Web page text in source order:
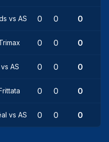
vsAS 0 0 0
0 0 0
vsAS 0 0 0
0 0 0
vsAS 0 0 0